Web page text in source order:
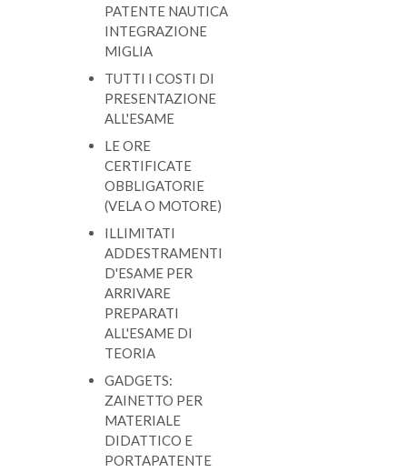
PATENTE NAUTICA
INTEGRAZIONE
MIGLIA
TUTTI I COSTI DI
PRESENTAZIONE
ALL'ESAME
LE ORE
CERTIFICATE
OBBLIGATORIE
(VELA O MOTORE)
ILLIMITATI
ADDESTRAMENTI
D'ESAME PER
ARRIVARE
PREPARATI
ALL'ESAME DI
TEORIA
GADGETS:
ZAINETTO PER
MATERIALE
DIDATTICO E
PORTAPATENTE